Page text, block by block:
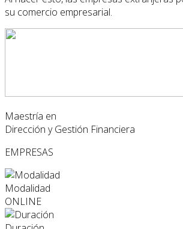
su comercio empresarial.
Maestría en
Dirección y Gestión Financiera
EMPRESAS
Modalidad
ONLINE